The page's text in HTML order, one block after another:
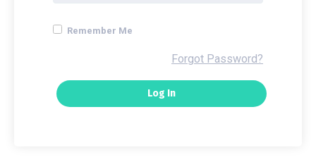
Remember Me
Forgot Password?